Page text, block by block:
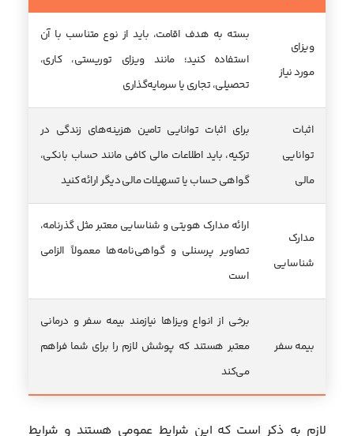
ویزای
مورد نیاز
بسته به هدف اقامت، باید از نوع متناسب با آن
استفاده کنید؛ مانند ویزای توریستی، کاری،
تحصیلی، تجاری یا سرمایه‌گذاری
اثبات
توانایی
مالی
برای اثبات توانایی تامین هزینه‌های زندگی در
ترکیه، باید اطلاعات مالی کافی مانند حساب بانکی،
گواهی حساب یا تسهیلات مالی دیگر ارائه کنید
مدارک
شناسایی
ارائه مدارک هویتی و شناسایی معتبر مثل گذرنامه،
تصاویر پرسنلی و گواهی‌نامه‌ها معمولاً الزامی
است
بیمه سفر
برخی از انواع ویزاها نیازمند بیمه سفر و درمانی
معتبر هستند که پوشش لازم را برای شما فراهم
می‌کند
لازم به ذکر است که این شرایط عمومی هستند و شرایط